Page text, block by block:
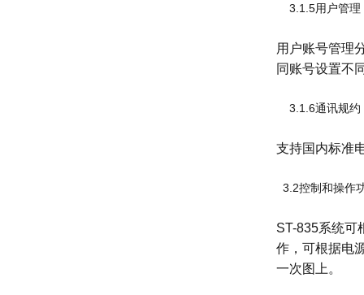
3.1.5用户管理
用户账号管理
同账号设置不
3.1.6通讯规约
支持国内标准
3.2控制和操作
ST-835系统可
作，可根据电
一次图上。